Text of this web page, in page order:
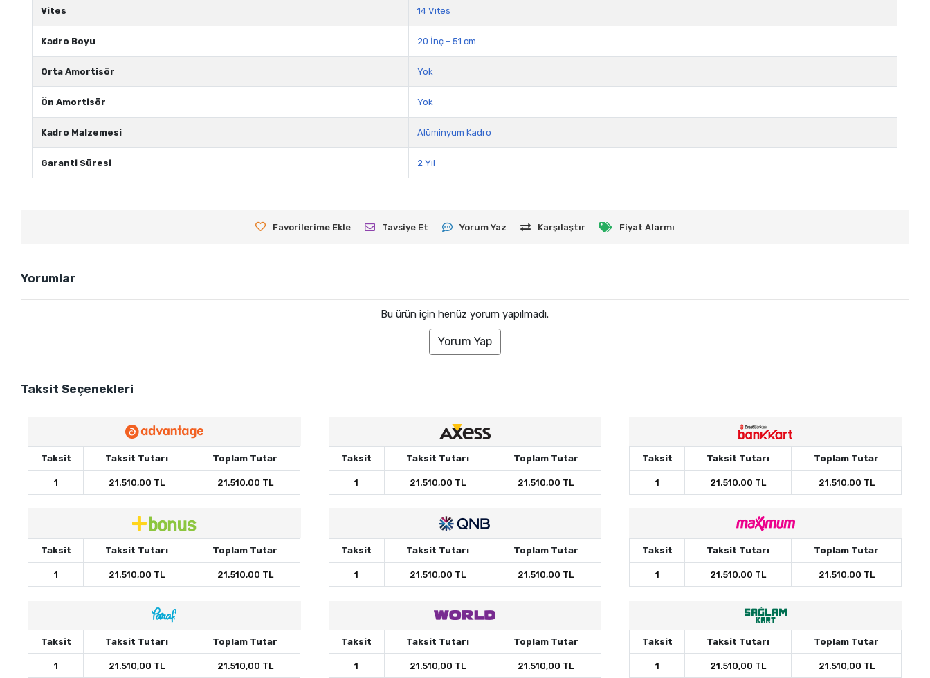
Vites 14 Vites
Kadro Boyu 20 İnç – 51 cm
Orta Amortisör Yok
Ön Amortisör Yok
Kadro Malzemesi Alüminyum Kadro
Garanti Süresi 2 Yıl
Favorilerime Ekle Tavsiye Et Yorum Yaz Karşılaştır Fiyat Alarmı
Yorumlar
Bu ürün için henüz yorum yapılmadı.
Yorum Yap
Taksit Seçenekleri
Taksit Taksit Tutarı Toplam Tutar
1 21.510,00 TL 21.510,00 TL
Taksit Taksit Tutarı Toplam Tutar
1 21.510,00 TL 21.510,00 TL
Taksit Taksit Tutarı Toplam Tutar
1 21.510,00 TL 21.510,00 TL
Taksit Taksit Tutarı Toplam Tutar
1 21.510,00 TL 21.510,00 TL
Taksit Taksit Tutarı Toplam Tutar
1 21.510,00 TL 21.510,00 TL
Taksit Taksit Tutarı Toplam Tutar
1 21.510,00 TL 21.510,00 TL
Taksit Taksit Tutarı Toplam Tutar
1 21.510,00 TL 21.510,00 TL
Taksit Taksit Tutarı Toplam Tutar
1 21.510,00 TL 21.510,00 TL
Taksit Taksit Tutarı Toplam Tutar
1 21.510,00 TL 21.510,00 TL